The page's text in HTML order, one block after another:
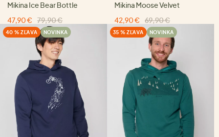
Mikina Ice Bear Bottle
47,90 €
79,90 €
Mikina Moose Velvet
42,90 €
69,90 €
40 % ZĽAVA NOVINKA 35 % ZĽAVA NOVINKA